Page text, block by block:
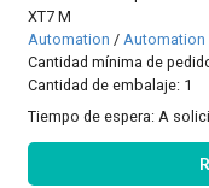
XT7 M
Automation /Automation
Cantidad mínima de
Cantidad de embalaje: 1
Tiempo de espera: A